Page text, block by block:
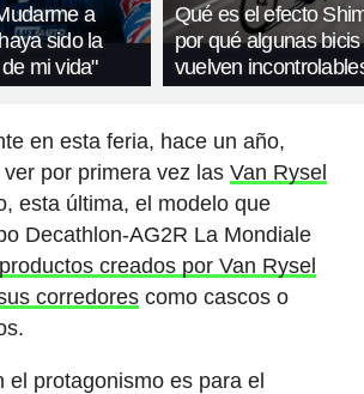
a
sido la
mi vida"
Qué es el efecto
por qué algunas
vuelven
en esta feria, hace un año,
por primera vez las Van Rysel
esta última, el modelo que
Decathlon-AG2R La Mondiale
creados por Van Rysel
corredorescomo cascos o
el protagonismo es para el